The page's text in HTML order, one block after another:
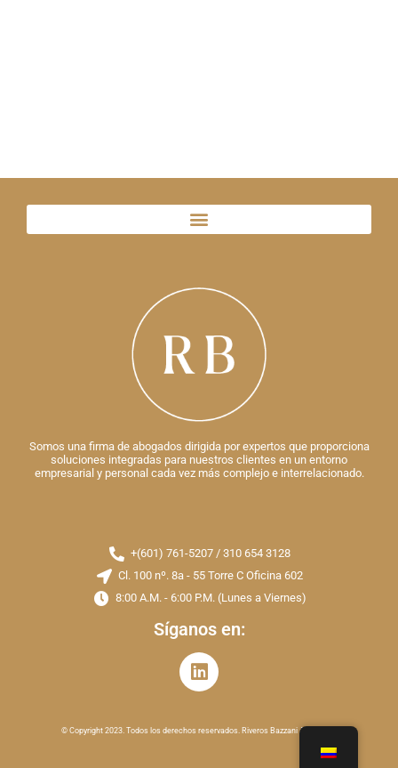
Somos una firma de abogados dirigida por expertos que proporciona
soluciones integradas para nuestros clientes en un entorno
empresarial y personal cada vez más complejo e interrelacionado.
+(601) 761-5207 / 310 654 3128
Cl. 100 nº. 8a - 55 Torre C Oficina 602
8:00 A.M. - 6:00 P.M. (Lunes a Viernes)
Síganos en:
© Copyright 2023. Todos los derechos reservados. Riveros Bazzani Abogados.